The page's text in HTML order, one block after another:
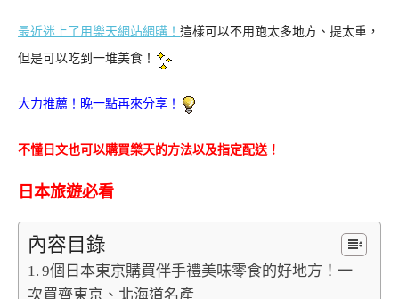
最近迷上了用樂天網站網購！ 這樣可以不用跑太多地方、提太重，
但是可以吃到一堆美食！
大力推薦！晚一點再來分享！
不懂日文也可以購買樂天的方法以及指定配送！
日本旅遊必看
內容目錄
9個日本東京購買伴手禮美味零食的好地方！一
次買齊東京、北海道名產